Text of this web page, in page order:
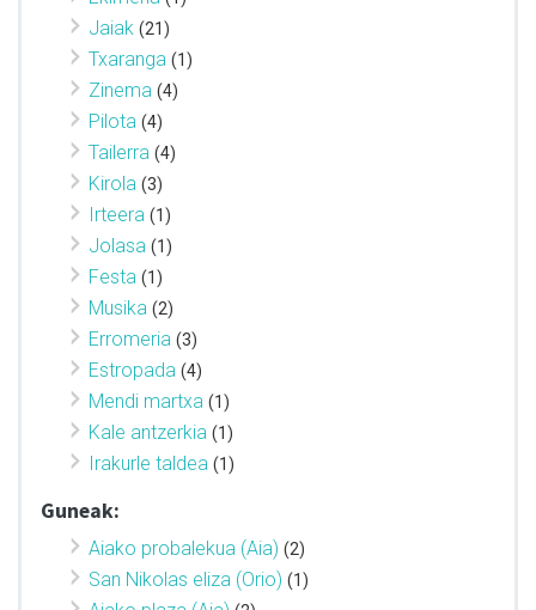
Jaiak (21)
Txaranga (1)
Zinema (4)
Pilota (4)
Tailerra (4)
Kirola (3)
Irteera (1)
Jolasa (1)
Festa (1)
Musika (2)
Erromeria (3)
Estropada (4)
Mendi martxa (1)
Kale antzerkia (1)
Irakurle taldea (1)
Guneak:
Aiako probalekua (Aia) (2)
San Nikolas eliza (Orio) (1)